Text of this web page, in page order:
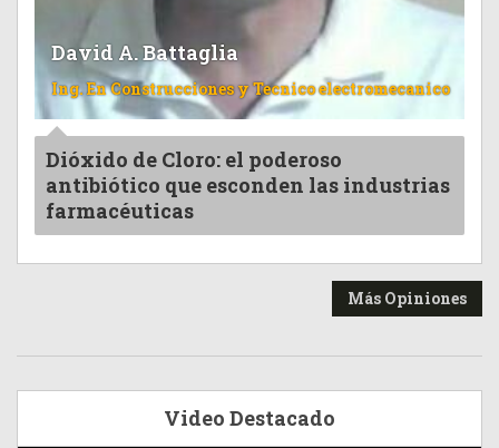
David A. Battaglia
Ing. En Construcciones y Tecnico electromecanico
Dióxido de Cloro: el poderoso
antibiótico que esconden las industrias
farmacéuticas
Más Opiniones
Video Destacado